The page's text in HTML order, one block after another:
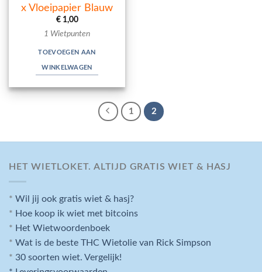
x Vloeipapier Blauw
€1,00
1 Wietpunten
TOEVOEGEN AAN
WINKELWAGEN
1 2
HET WIETLOKET. ALTIJD GRATIS WIET & HASJ
* Wil jij ook gratis wiet & hasj?
* Hoe koop ik wiet met bitcoins
* Het Wietwoordenboek
* Wat is de beste THC Wietolie van Rick Simpson
* 30 soorten wiet. Vergelijk!